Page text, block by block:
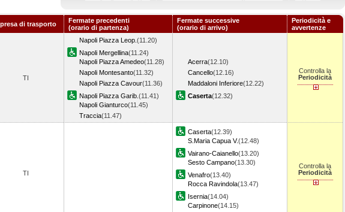
di trasporto
Fermate precedenti
(orario di partenza)
Fermate successive
(orario di arrivo)
Periodicità e
avvertenze
TI
Napoli Piazza Leop. (11.20)
Napoli Mergellina(11.24)
Napoli Piazza Amedeo(11.28)
Napoli Montesanto(11.32)
Napoli Piazza Cavour(11.36)
Napoli Piazza Garib. (11.41)
Napoli Gianturco(11.45)
Traccia(11.47)
Acerra(12.10)
Cancello(12.16)
Maddaloni Inferiore(12.22)
Caserta(12.32)
Controlla la
Periodicità
TI
Caserta(12.39)
S.Maria Capua V.(12.48)
Vairano-Caianello(13.20)
Sesto Campano(13.30)
Venafro(13.40)
Rocca Ravindola(13.47)
Isernia(14.04)
Carpinone(14.15)
Controlla la
Periodicità